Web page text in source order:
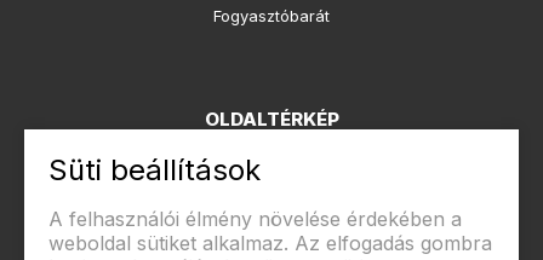
Fogyasztóbarát
OLDALTÉRKÉP
Rólunk
Süti beállítások
A felhasználói élmény növelése érdekében a
weboldal sütiket alkalmaz. Az elfogadás gombra